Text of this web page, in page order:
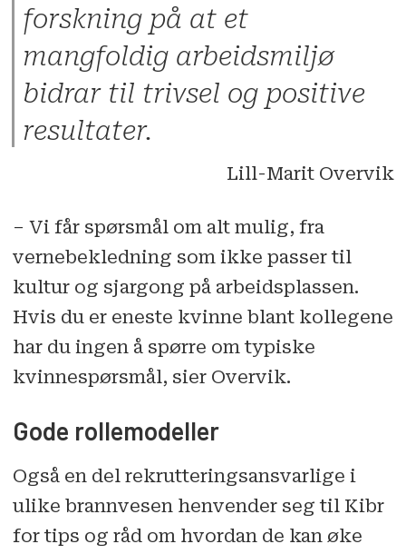
forskning på at et
mangfoldig arbeidsmiljø
bidrar til trivsel og positive
resultater.
Lill-Marit Overvik
– Vi får spørsmål om alt mulig, fra
vernebekledning som ikke passer til
kultur og sjargong på arbeidsplassen.
Hvis du er eneste kvinne blant kollegene
har du ingen å spørre om typiske
kvinnespørsmål, sier Overvik.
Gode rollemodeller
Også en del rekrutteringsansvarlige i
ulike brannvesen henvender seg til Kibr
for tips og råd om hvordan de kan øke